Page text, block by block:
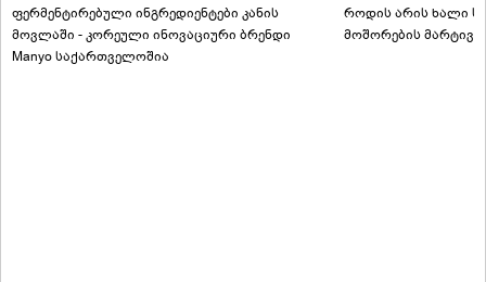
ფერმენტირებული ინგრედიენტები კანის
მოვლაში - კორეული ინოვაციური ბრენდი
Manyo საქართველოშია
როდის არის ხალი
მოშორების